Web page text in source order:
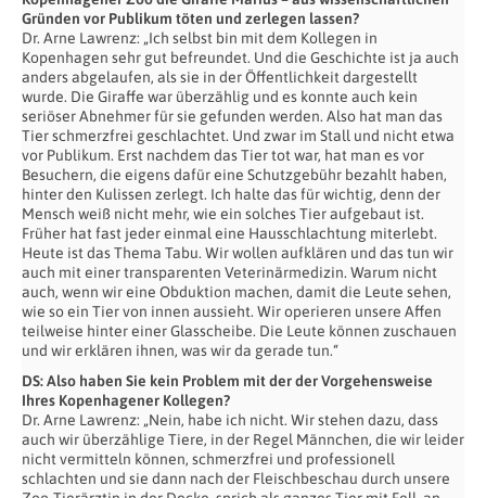
Gründen vor Publikum töten und zerlegen lassen?
Dr. Arne Lawrenz: „Ich selbst bin mit dem Kollegen in
Kopenhagen sehr gut befreundet. Und die Geschichte ist ja auch
anders abgelaufen, als sie in der Öffentlichkeit dargestellt
wurde. Die Giraffe war überzählig und es konnte auch kein
seriöser Abnehmer für sie gefunden werden. Also hat man das
Tier schmerzfrei geschlachtet. Und zwar im Stall und nicht etwa
vor Publikum. Erst nachdem das Tier tot war, hat man es vor
Besuchern, die eigens dafür eine Schutzgebühr bezahlt haben,
hinter den Kulissen zerlegt. Ich halte das für wichtig, denn der
Mensch weiß nicht mehr, wie ein solches Tier aufgebaut ist.
Früher hat fast jeder einmal eine Hausschlachtung miterlebt.
Heute ist das Thema Tabu. Wir wollen aufklären und das tun wir
auch mit einer transparenten Veterinärmedizin. Warum nicht
auch, wenn wir eine Obduktion machen, damit die Leute sehen,
wie so ein Tier von innen aussieht. Wir operieren unsere Affen
teilweise hinter einer Glasscheibe. Die Leute können zuschauen
und wir erklären ihnen, was wir da gerade tun.“
DS: Also haben Sie kein Problem mit der der Vorgehensweise
Ihres Kopenhagener Kollegen?
Dr. Arne Lawrenz: „Nein, habe ich nicht. Wir stehen dazu, dass
auch wir überzählige Tiere, in der Regel Männchen, die wir leider
nicht vermitteln können, schmerzfrei und professionell
schlachten und sie dann nach der Fleischbeschau durch unsere